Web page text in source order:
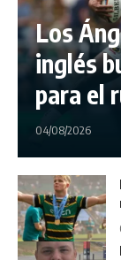
Los
inglés
para el
04/08/2026